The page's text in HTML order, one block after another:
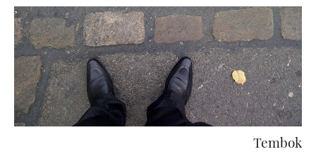
Tembok